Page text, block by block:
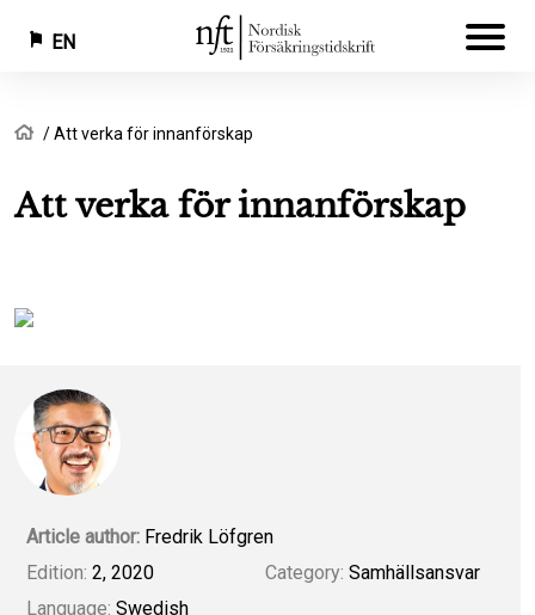
Skip
main
content
EN
Breadcrumb
Home
Att verka för innanförskap
Att verka för innanförskap
Article author: Fredrik Löfgren
Edition: 2, 2020
Language: Swedish
Category: Samhällsansvar